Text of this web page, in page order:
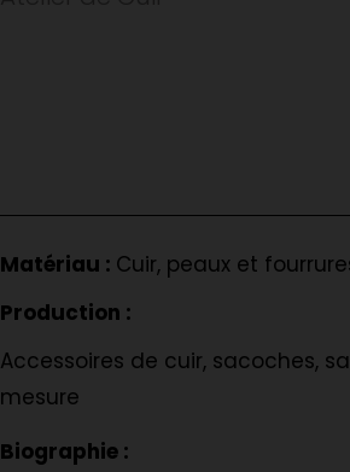
Matériau : Cuir, peaux et
Production :
Accessoires de cuir, sacoches,
mesure
Biographie :